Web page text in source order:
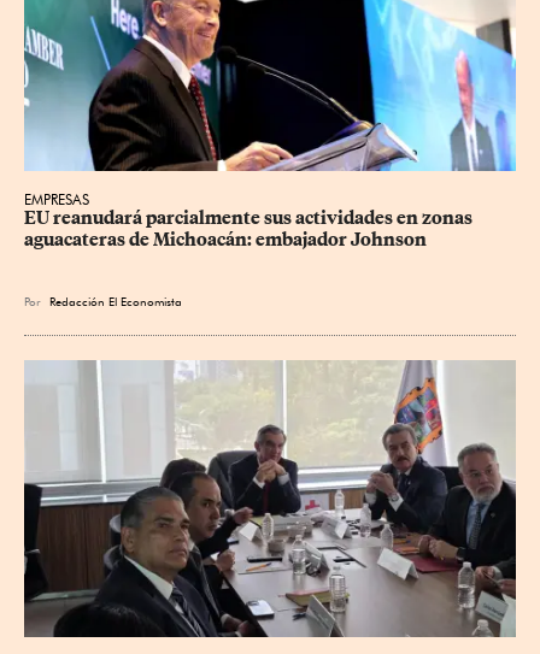
EMPRESAS
EU reanudará parcialmente sus actividades en zonas
aguacateras de Michoacán: embajador Johnson
Por Redacción El Economista